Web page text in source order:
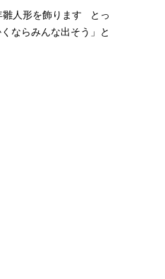
人形を飾ります とっ
ならみんな出そう」と